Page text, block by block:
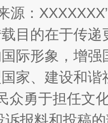
源：
目的在于传
际形象，增
家、建设和
众勇于担任文